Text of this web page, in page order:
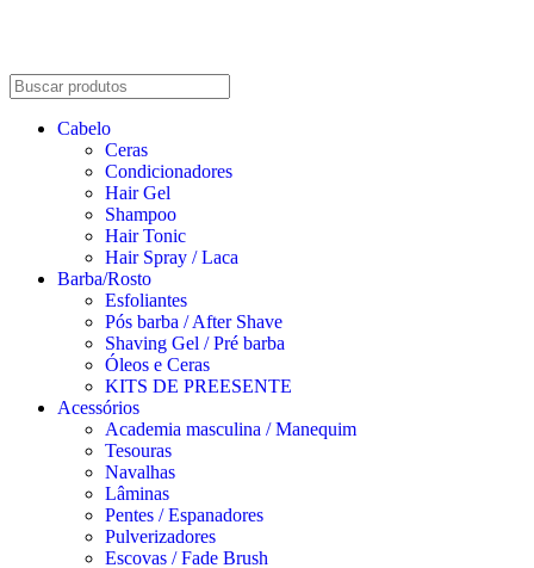
Cabelo
Ceras
Condicionadores
Hair Gel
Shampoo
Hair Tonic
Hair Spray / Laca
Barba/Rosto
Esfoliantes
Pós barba / After Shave
Shaving Gel / Pré barba
Óleos e Ceras
KITS DE PREESENTE
Acessórios
Academia masculina / Manequim
Tesouras
Navalhas
Lâminas
Pentes / Espanadores
Pulverizadores
Escovas / Fade Brush